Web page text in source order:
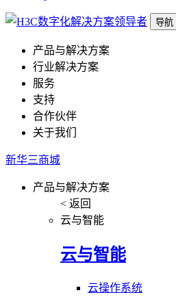
导航
产品与解决方案
行业解决方案
服务
支持
合作伙伴
关于我们
新华三商城
产品与解决方案
< 返回
云与智能
云与智能
云操作系统